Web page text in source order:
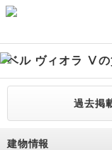
ベル ヴィオラ Ⅴ
過去掲
建物情報